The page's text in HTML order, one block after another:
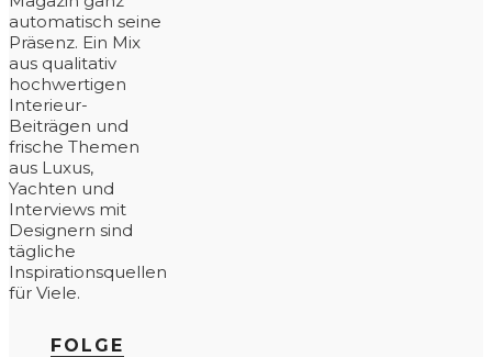
automatisch seine
Präsenz. Ein Mix
aus qualitativ
hochwertigen
Interieur-
Beiträgen und
frische Themen
aus Luxus,
Yachten und
Interviews mit
Designern sind
tägliche
Inspirationsquellen
für Viele.
FOLGE